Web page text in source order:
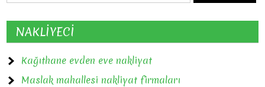
NAKLİYECİ
Kağıthane evden eve nakliyat
Maslak mahallesi nakliyat firmaları